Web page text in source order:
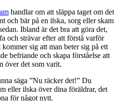
handlar om att släppa taget om det
och bär på en ilska, sorg eller skam
Ibland är det bra att göra det,
och strävar efter att förstå varför
sig att man beter sig på ett
befriande och skapa förståelse att
över det som varit.
säga ”Nu räcker det!” Du
eller ilska över dina föräldrar, det
för något nytt.